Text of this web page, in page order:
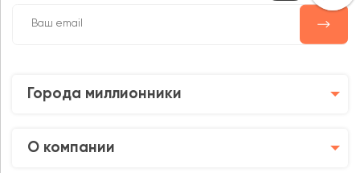
Города миллионники
О компании